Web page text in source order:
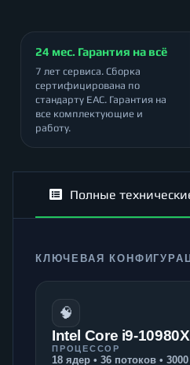
24 мес. Гарантия на всё
7 лет сервиса. Сборка
сертифицирована по
стандарту ЕАС. Гарантия на
все комплектующие и
работу.
Полные
КЛЮЧЕВАЯ
🧠
Intel Core i9-
ПРОЦЕССОР
18 ядер • 36 потоков •